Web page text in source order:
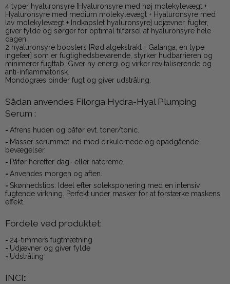
4 typer hyaluronsyre [Hyaluronsyre med høj molekylevægt +
Hyaluronsyre med medium molekylevægt + Hyaluronsyre med
lav molekylevægt + Indkapslet hyaluronsyre] udjævner, fugter,
giver fylde og sørger for optimal tilførsel af hyaluronsyre hele
dagen.
2 hyaluronsyre boosters [Rød algekstrakt + Galanga, en type
ingefær] som er fugtighedsbevarende, styrker hudbarrieren og
minimerer fugttab. Giver ny energi og virker revitaliserende og
anti-inflammatorisk.
Mondogræs binder fugt og giver udstråling.
Sådan anvendes Filorga Hydra-Hyal Plumping
Serum :
- Afrens huden og påfør evt. toner/tonic.
- Masser serummet ind med cirkulernede og opadgående
bevægelser.
- Påfør herefter dag- eller natcreme.
- Anvendes morgen og aften.
- Skønhedstips: Ideel efter soleksponering med en intensiv
fugtende virkning. Perfekt under masker for at forstærke maskens
effekt.
Fordele ved produktet:
- 24-timmers fugtmætning
- Udjævner og giver fylde
- Udstråling
INCI: